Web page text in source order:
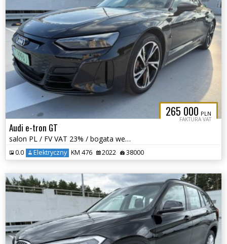
265 000 PLN
FAKTURA VAT
Audi e-tron GT
salon PL / FV VAT 23% / bogata wersja /
0.0 Elektryczny KM 476 2022 38000